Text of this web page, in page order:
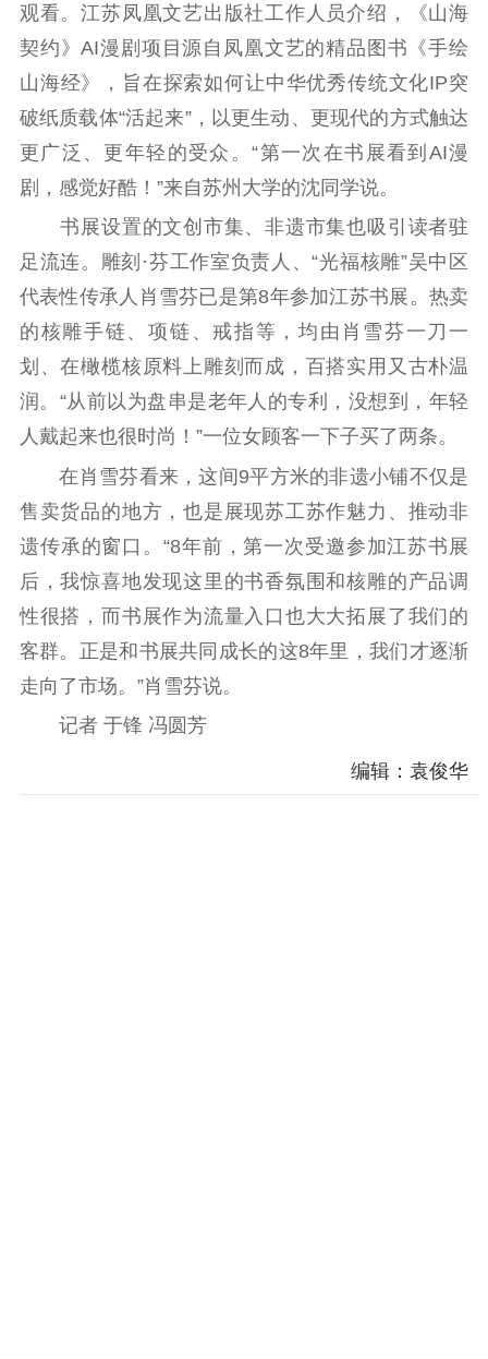
观看。江苏凤凰文艺出版社工作人员介绍，《山海
契约》AI漫剧项目源自凤凰文艺的精品图书《手绘
山海经》，旨在探索如何让中华优秀传统文化IP突
破纸质载体“活起来”，以更生动、更现代的方式触达
更广泛、更年轻的受众。“第一次在书展看到AI漫
剧，感觉好酷！”来自苏州大学的沈同学说。
书展设置的文创市集、非遗市集也吸引读者驻
足流连。雕刻·芬工作室负责人、“光福核雕”吴中区
代表性传承人肖雪芬已是第8年参加江苏书展。热卖
的核雕手链、项链、戒指等，均由肖雪芬一刀一
划、在橄榄核原料上雕刻而成，百搭实用又古朴温
润。“从前以为盘串是老年人的专利，没想到，年轻
人戴起来也很时尚！”一位女顾客一下子买了两条。
在肖雪芬看来，这间9平方米的非遗小铺不仅是
售卖货品的地方，也是展现苏工苏作魅力、推动非
遗传承的窗口。“8年前，第一次受邀参加江苏书展
后，我惊喜地发现这里的书香氛围和核雕的产品调
性很搭，而书展作为流量入口也大大拓展了我们的
客群。正是和书展共同成长的这8年里，我们才逐渐
走向了市场。”肖雪芬说。
记者 于锋 冯圆芳
编辑：袁俊华